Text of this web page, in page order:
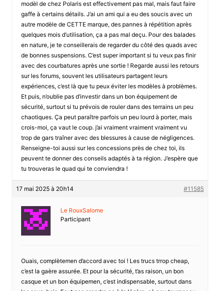
modèl de chez Polaris est effectivement pas mal, mais faut faire
gaffe à certains détails. J’ai un ami qui a eu des soucis avec un
autre modèle de CETTE marque, des pannes à répétition après
quelques mois d’utilisation, ça a pas mal deçu. Pour des balades
en nature, je te conseillerais de regarder du côté des quads avec
de bonnes suspensions. C’est super important si tu veux pas finir
avec des courbatures après une sortie ! Regarde aussi les retours
sur les forums, souvent les utilisateurs partagent leurs
expériences, c’est là que tu peux éviter les modèles à problèmes.
Et puis, n’oublie pas d’investir dans un bon équipement de
sécurité, surtout si tu prévois de rouler dans des terrains un peu
chaotiques. Ça peut paraître parfois un peu lourd à porter, mais
crois-moi, ça vaut le coup. j’ai vraiment vraiment vraiment vu
trop de gars traîner avec des blessures à cause de négligences.
Renseigne-toi aussi sur les concessions près de chez toi, ils
peuvent te donner des conseils adaptés à ta région. J’espère que
tu trouveras le quad qui te conviendra !
17 mai 2025 à 20h14 #11585
Le RouxSalome
Participant
Ouais, complètemen d’accord avec toi ! Les trucs trrop cheap,
c’est la gaère assurée. Et pour la sécurité, t’as raison, un bon
casque et un bon équipemen, c’est indispensable, surtout dans